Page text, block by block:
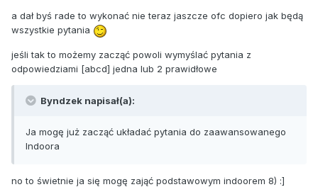
a dał byś rade to wykonać nie teraz jaszcze ofc dopiero jak będą
wszystkie pytania
jeśli tak to możemy zacząć powoli wymyślać pytania z
odpowiedziami [abcd] jedna lub 2 prawidłowe
Byndzek napisał(a):
Ja mogę już zacząć układać pytania do zaawansowanego
Indoora
no to świetnie ja się mogę zająć podstawowym indoorem 8) :]